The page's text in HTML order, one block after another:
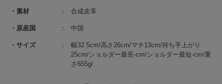
素材 合成皮革
原産国 中国
サイズ
幅32.5cm/高さ26cm/マチ13cm/持ち手上がり
25cm/ショルダー最長-cm/ショルダー最短-cm/重
さ655g/